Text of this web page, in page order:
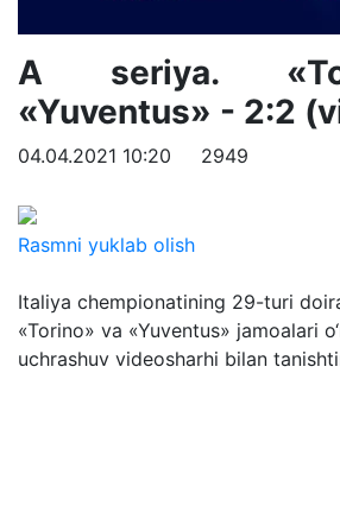
A seriya.
«Yuventus» - 2:2
04.04.2021 10:20 2949
Rasmni yuklab olish
Italiya chempionatining 29-turi
«Torino» va «Yuventus» jamoalari
uchrashuv videosharhi bilan